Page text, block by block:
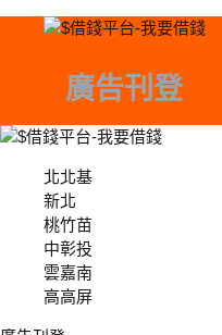
廣告刊登
北北基
新北
桃竹苗
中彰投
雲嘉南
高高屏